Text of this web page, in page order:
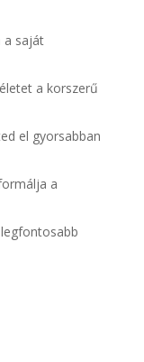
a saját
a korszerű
el gyorsabban
a